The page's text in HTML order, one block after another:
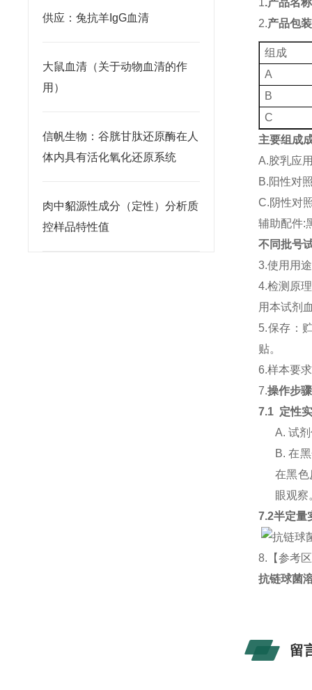
供应：兔抗羊IgG血清
大鼠血清（关于动物血清的作
用）
信帆生物：谷胱甘肽还原酶在人
体内具有活化氧化还原系统
肉中貂源性成分（定性）分析质
控样品特性值
1.产品名
2.产品包
组成
A
B
C
主要组成
A.胶乳应
B.阳性对
C.阴性对
辅助配件:
不同批号
3.使用用
4.检测原
用本试剂
5.保存：
贴。
6.样本要
7.操作步骤
7.1 定性
A.试
B.在
在黑色
眼观
7.2半定量
8. 【参考
抗链球菌
留